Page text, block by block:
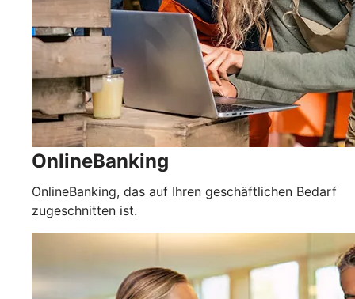
OnlineBanking
OnlineBanking, das auf Ihren geschäftlichen Bedarf
zugeschnitten ist.